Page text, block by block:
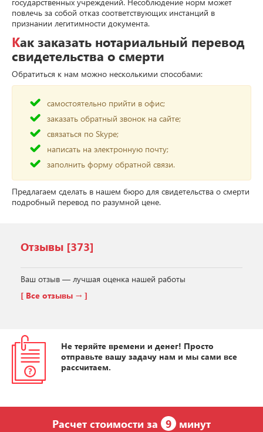
повлечь за собой отказ соответствующих инстанций в
признании легитимности документа.
Как заказать нотариальный перевод
свидетельства о смерти
Обратиться к нам можно несколькими способами:
самостоятельно прийти в офис;
заказать обратный звонок на сайте;
связаться по Skype;
написать на электронную почту;
заполнить форму обратной связи.
Предлагаем сделать в нашем бюро для свидетельства о смерти
подробный перевод по разумной цене.
Отзывы [373]
Ваш отзыв — лучшая оценка нашей работы
[ Все отзывы → ]
Не теряйте времени и денег! Просто
отправьте вашу задачу нам и мы сами все
рассчитаем.
Расчет стоимости за 9 минут